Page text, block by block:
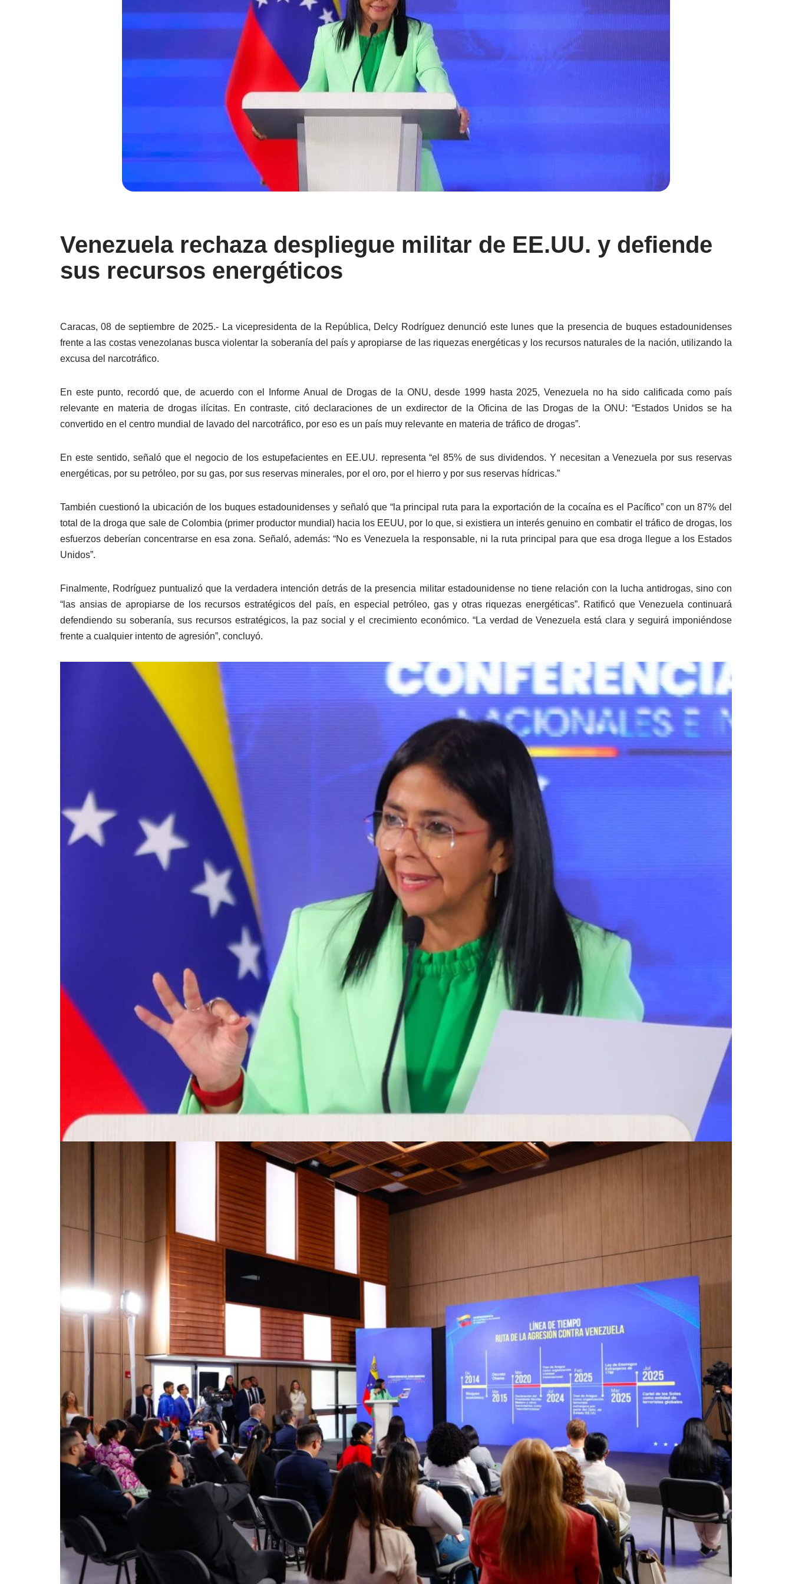
Venezuela rechaza despliegue militar de EE.UU. y defiende
sus recursos energéticos
Caracas, 08 de septiembre de 2025.- La vicepresidenta de la República, Delcy Rodríguez denunció este lunes que la presencia de buques estadounidenses
frente a las costas venezolanas busca violentar la soberanía del país y apropiarse de las riquezas energéticas y los recursos naturales de la nación, utilizando la
excusa del narcotráfico.
En este punto, recordó que, de acuerdo con el Informe Anual de Drogas de la ONU, desde 1999 hasta 2025, Venezuela no ha sido calificada como país
relevante en materia de drogas ilícitas. En contraste, citó declaraciones de un exdirector de la Oficina de las Drogas de la ONU: “Estados Unidos se ha
convertido en el centro mundial de lavado del narcotráfico, por eso es un país muy relevante en materia de tráfico de drogas”.
En este sentido, señaló que el negocio de los estupefacientes en EE.UU. representa “el 85% de sus dividendos. Y necesitan a Venezuela por sus reservas
energéticas, por su petróleo, por su gas, por sus reservas minerales, por el oro, por el hierro y por sus reservas hídricas.”
También cuestionó la ubicación de los buques estadounidenses y señaló que “la principal ruta para la exportación de la cocaína es el Pacífico” con un 87% del
total de la droga que sale de Colombia (primer productor mundial) hacia los EEUU, por lo que, si existiera un interés genuino en combatir el tráfico de drogas, los
esfuerzos deberían concentrarse en esa zona. Señaló, además: “No es Venezuela la responsable, ni la ruta principal para que esa droga llegue a los Estados
Unidos”.
Finalmente, Rodríguez puntualizó que la verdadera intención detrás de la presencia militar estadounidense no tiene relación con la lucha antidrogas, sino con
“las ansias de apropiarse de los recursos estratégicos del país, en especial petróleo, gas y otras riquezas energéticas”. Ratificó que Venezuela continuará
defendiendo su soberanía, sus recursos estratégicos, la paz social y el crecimiento económico. “La verdad de Venezuela está clara y seguirá imponiéndose
frente a cualquier intento de agresión”, concluyó.